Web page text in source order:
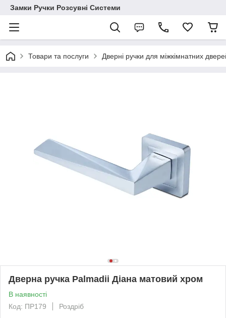
Замки Ручки Розсувні Системи
Товари та послуги Дверні ручки для міжкімнатних
Дверна ручка Palmadii Діана матовий хром
В наявності
Код: ПР179
Роздріб